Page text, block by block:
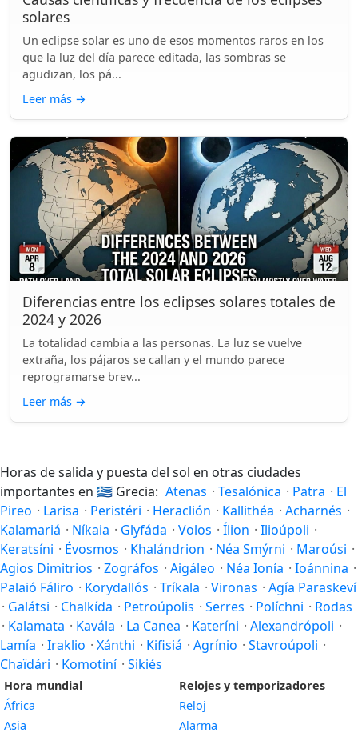
solares
Un eclipse solar es uno de esos momentos raros en los
que la luz del día parece editada, las sombras se
agudizan, los pá...
Leer más →
Diferencias entre los eclipses solares totales de
2024 y 2026
La totalidad cambia a las personas. La luz se vuelve
extraña, los pájaros se callan y el mundo parece
reprogramarse brev...
Leer más →
Horas de salida y puesta del sol en otras ciudades
importantes en 🇬🇷 Grecia: Atenas · Tesalónica · Patra · El
Pireo · Larisa · Peristéri · Heraclión · Kallithéa · Acharnés ·
Kalamariá · Níkaia · Glyfáda · Volos · Ílion · Ilioúpoli ·
Keratsíni · Évosmos · Khalándrion · Néa Smýrni · Maroúsi ·
Agios Dimitrios · Zográfos · Aigáleo · Néa Ionía · Ioánnina ·
Palaió Fáliro · Korydallós · Tríkala · Vironas · Agía Paraskeví
· Galátsi · Chalkída · Petroúpolis · Serres · Políchni · Rodas
· Kalamata · Kavála · La Canea · Kateríni · Alexandrópoli ·
Lamía · Iraklio · Xánthi · Kifisiá · Agrínio · Stavroúpoli ·
Chaïdári · Komotiní · Sikiés
Hora mundial
África
Asia
Relojes y temporizadores
Reloj
Alarma